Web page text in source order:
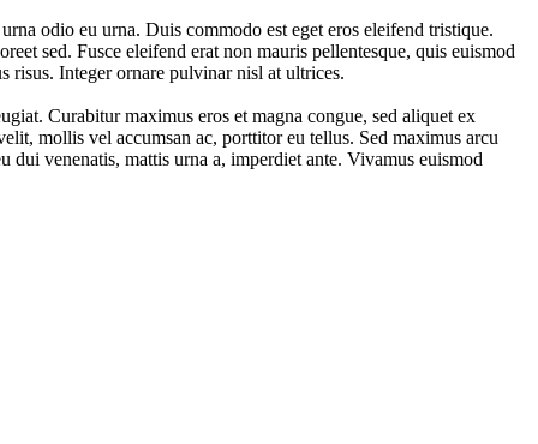
odio eu urna. Duis commodo est eget eros eleifend tristique.
sed. Fusce eleifend erat non mauris pellentesque, quis euismod
risus. Integer ornare pulvinar nisl at ultrices.
Curabitur maximus eros et magna congue, sed aliquet ex
mollis vel accumsan ac, porttitor eu tellus. Sed maximus arcu
venenatis, mattis urna a, imperdiet ante. Vivamus euismod